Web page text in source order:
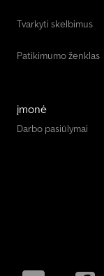
Tvarkyti skelbimus
Patikimumo ženklas
įmonė
Darbo pasiūlymai